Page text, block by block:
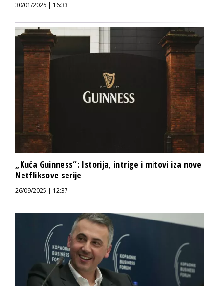
30/01/2026 | 16:33
„Kuća Guinness“: Istorija, intrige i mitovi iza nove
Netfliksove serije
26/09/2025 | 12:37